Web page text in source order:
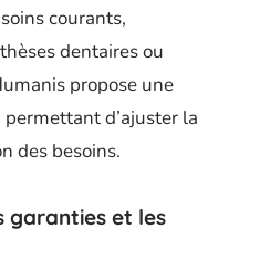
courants,
dentaires ou
propose une
permettant d’ajuster la
des besoins.
garanties et les